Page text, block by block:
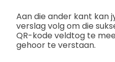
Aan die ander kant kan
verslag volg om die
QR-kode veldtog te
gehoor te verstaan.